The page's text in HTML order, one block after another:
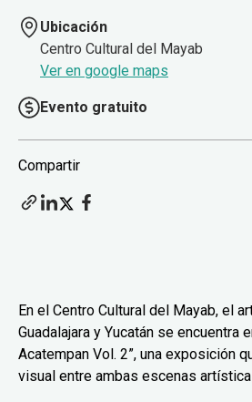
Ubicación
Centro Cultural del Mayab
Ver en google maps
Evento gratuito
Compartir
En el Centro Cultural del Mayab, el
Guadalajara y Yucatán se encuentra
Acatempan Vol. 2”, una exposición
visual entre ambas escenas